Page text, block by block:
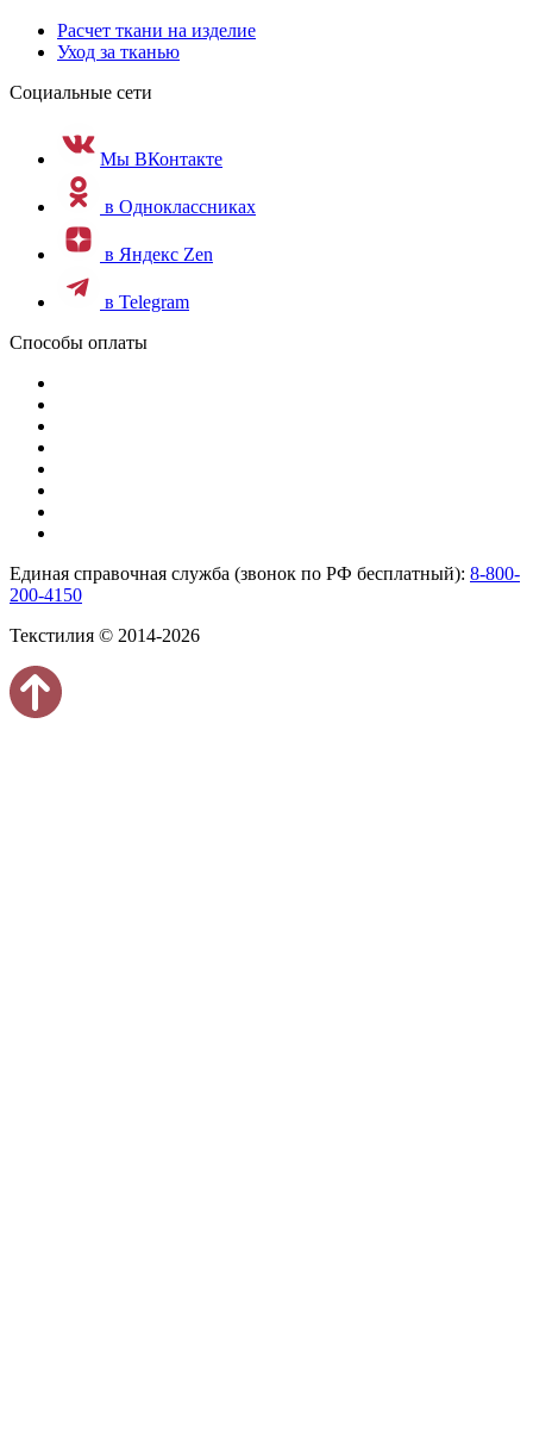
Расчет ткани на изделие
Уход за тканью
Социальные сети
Мы ВКонтакте
в Одноклассниках
в Яндекс Zen
в Telegram
Способы оплаты
Единая справочная служба (звонок по РФ бесплатный): 8-800-
200-4150
Текстилия © 2014-2026